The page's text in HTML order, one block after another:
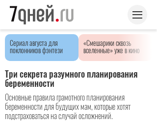
Сериал августа для
поклонников фэнтези
«Смешарики сквозь
вселенные» уже в кино
Три секрета разумного планирования
беременности
Основные правила грамотного планирования
беременности для будущих мам, которые хотят
подстраховаться на случай осложнений.